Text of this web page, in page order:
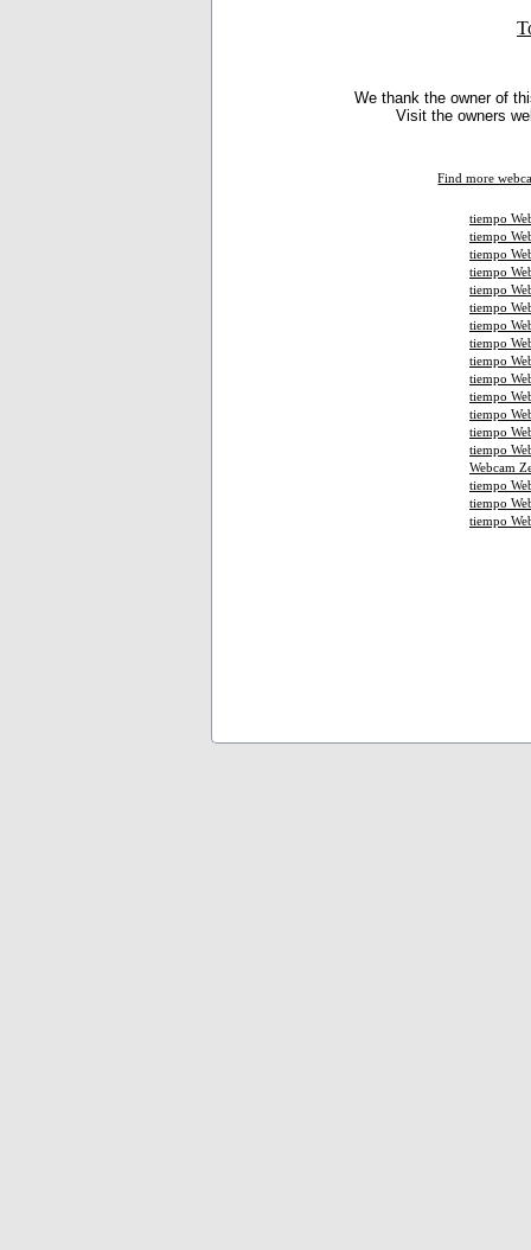
We thank the owner of
Visit the owners
Find more
tiempo
tiempo
tiempo
tiempo
tiempo
tiempo
tiempo
tiempo
tiempo
tiempo
tiempo
tiempo
tiempo
tiempo
Webcam
tiempo
tiempo
tiempo